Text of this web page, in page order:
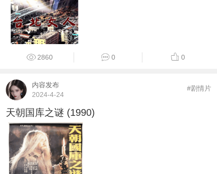
2860 0 0
内容发布
2024-4-24
#剧情片
天朝国库之谜 (1990)